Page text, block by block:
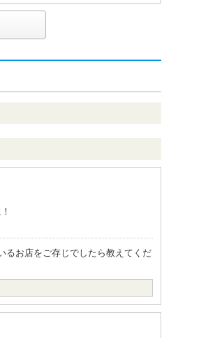
るお店をご存じでしたら教えてくだ